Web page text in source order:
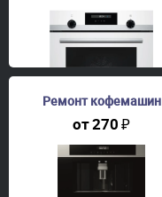
Ремонт кофемашин
от270₽